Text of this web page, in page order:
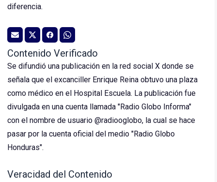
diferencia.
Contenido Verificado
Se difundió una publicación en la red social X donde se
señala que el excanciller Enrique Reina obtuvo una plaza
como médico en el Hospital Escuela. La publicación fue
divulgada en una cuenta llamada "Radio Globo Informa"
con el nombre de usuario @radiooglobo, la cual se hace
pasar por la cuenta oficial del medio "Radio Globo
Honduras".
Veracidad del Contenido